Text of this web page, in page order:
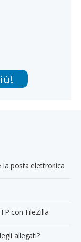
la posta elettronica
con FileZilla
allegati?